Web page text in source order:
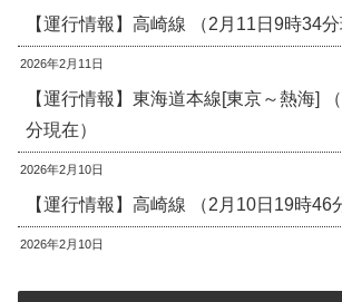
【運行情報】高崎線 （2月11日9時34分
2026年2月11日
【運行情報】東海道本線[東京～熱海]
分現在）
2026年2月10日
【運行情報】高崎線 （2月10日19時46
2026年2月10日